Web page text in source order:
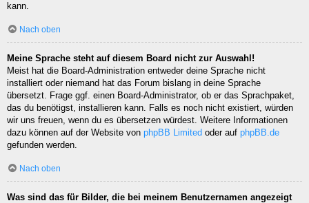
kann.
Nach oben
Meine Sprache steht auf diesem Board nicht zur Auswahl!
Meist hat die Board-Administration entweder deine Sprache nicht
installiert oder niemand hat das Forum bislang in deine Sprache
übersetzt. Frage ggf. einen Board-Administrator, ob er das Sprachpaket,
das du benötigst, installieren kann. Falls es noch nicht existiert, würden
wir uns freuen, wenn du es übersetzen würdest. Weitere Informationen
dazu können auf der Website von phpBB Limited oder auf phpBB.de
gefunden werden.
Nach oben
Was sind das für Bilder, die bei meinem Benutzernamen angezeigt